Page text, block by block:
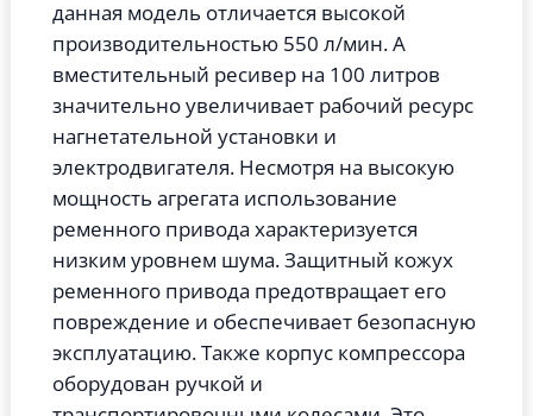
данная модель отличается высокой
производительностью 550 л/мин. А
вместительный ресивер на 100 литров
значительно увеличивает рабочий ресурс
нагнетательной установки и
электродвигателя. Несмотря на высокую
мощность агрегата использование
ременного привода характеризуется
низким уровнем шума. Защитный кожух
ременного привода предотвращает его
повреждение и обеспечивает безопасную
эксплуатацию. Также корпус компрессора
оборудован ручкой и